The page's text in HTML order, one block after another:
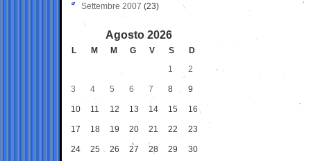
Settembre 2007 (23)
Agosto 2026
L M M G V S
D
1
2
3 4 5 6 7 8 9
10 11 12 13 14 15 16
17 18 19 20 21 22 23
24 25 26 27 28 29 30